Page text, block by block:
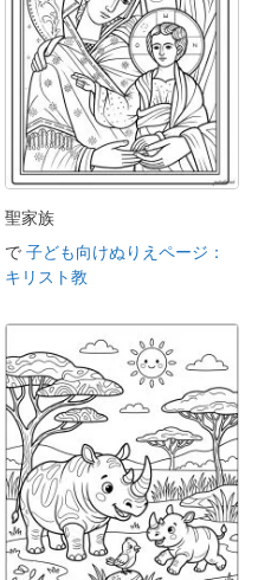
聖家族
で 子ども向けぬりえページ：
キリスト教